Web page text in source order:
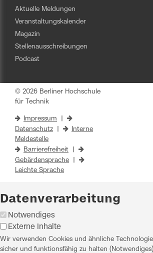
Aktuelle Meldungen
Veranstaltungskalender
Magazin
Stellenausschreibungen
Podcast
© 2026 Berliner Hochschule
für Technik
Impressum
Datenschutz
Interne
Meldestelle
Barrierefreiheit
Gebärdensprache
Leichte Sprache
Datenverarbeitung
Notwendiges
Externe Inhalte
Wir verwenden Cookies und ähnliche
sicher und funktionsfähig zu halten